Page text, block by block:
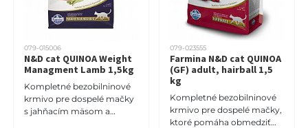
079-015006
N&D cat QUINOA Weight
Managment Lamb 1,5kg
Kompletné bezobilninové
krmivo pre dospelé mačky
s jahňacím mäsom a
079-023555
Farmina N&D cat QUINOA
(GF) adult, hairball 1,5
kg
Kompletné bezobilninové
krmivo pre dospelé mačky,
ktoré pomáha obmedziť